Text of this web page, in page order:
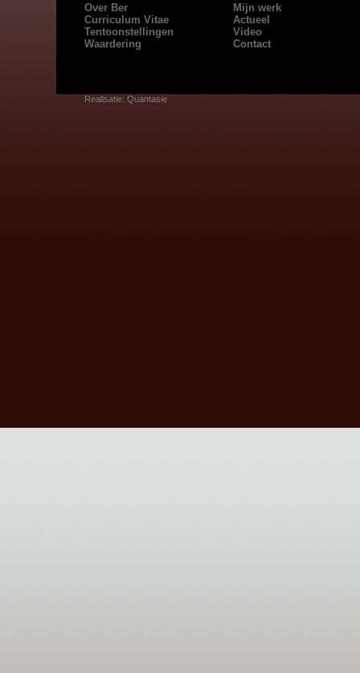
Mijn werk
Actueel
Video
Contact
Realisatie: Quantasie
Over Ber
Curriculum Vitae
Tentoonstellingen
Waardering